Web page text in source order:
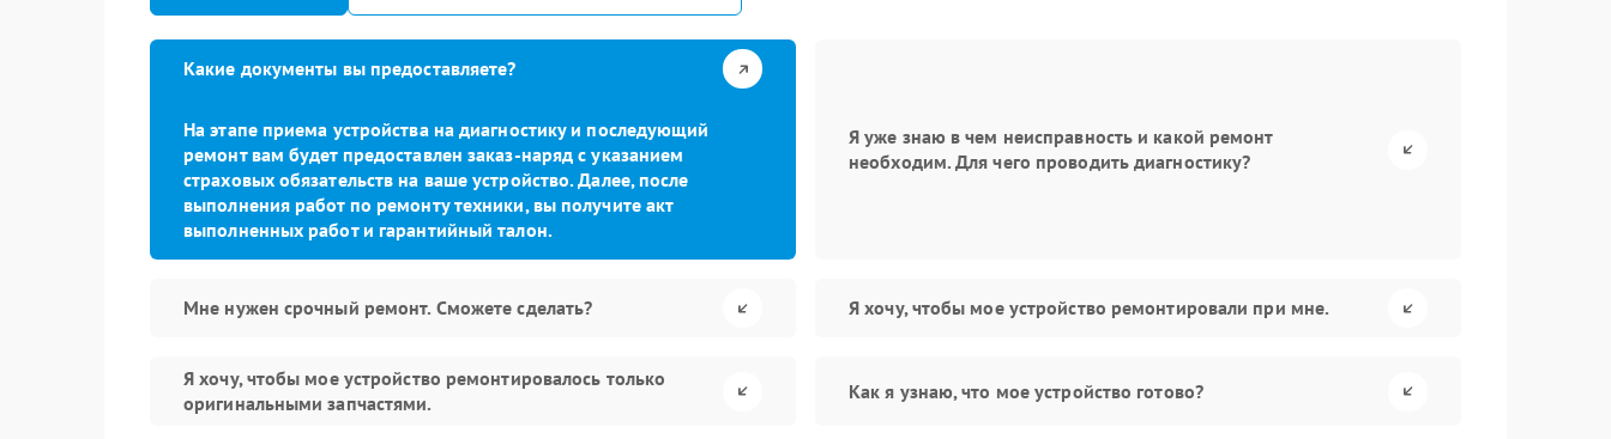
Какие документы вы предоставляете?
На этапе приема устройства на диагностику и последующий
ремонт вам будет предоставлен заказ-наряд с указанием
страховых обязательств на ваше устройство. Далее, после
выполнения работ по ремонту техники, вы получите акт
выполненных работ и гарантийный талон.
Я уже знаю в чем неисправность и какой ремонт
необходим. Для чего проводить диагностику?
Мне нужен срочный ремонт. Сможете сделать? Я хочу, чтобы мое устройство ремонтировали при мне.
Я хочу, чтобы мое устройство ремонтировалось только
оригинальными запчастями.
Как я узнаю, что мое устройство готово?